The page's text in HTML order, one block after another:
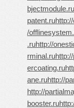
bjectmodule.ru
patent.ru
/
.ruhttp://
rminal.ru
ercoating.ru
ane.ruhttp://
http://
booster.ru